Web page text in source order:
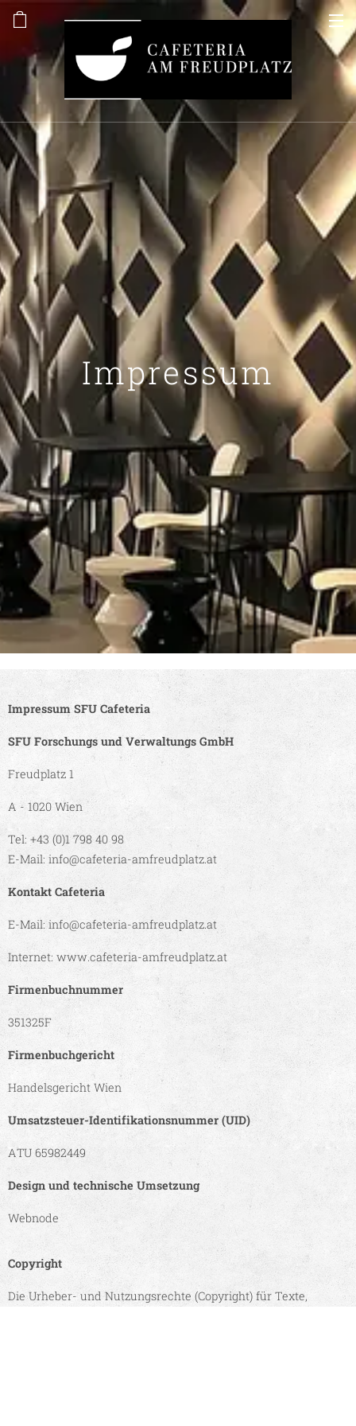
Impressum
Impressum SFU Cafeteria
SFU Forschungs und Verwaltungs GmbH
Freudplatz 1
A - 1020 Wien
Tel: +43 (0)1 798 40 98
E-Mail: info@cafeteria-amfreudplatz.at
Kontakt Cafeteria
E-Mail: info@cafeteria-amfreudplatz.at
Internet: www.cafeteria-amfreudplatz.at
Firmenbuchnummer
351325F
Firmenbuchgericht
Handelsgericht Wien
Umsatzsteuer-Identifikationsnummer (UID)
ATU 65982449
Design und technische Umsetzung
Webnode
Copyright
Die Urheber- und Nutzungsrechte (Copyright) für Texte,